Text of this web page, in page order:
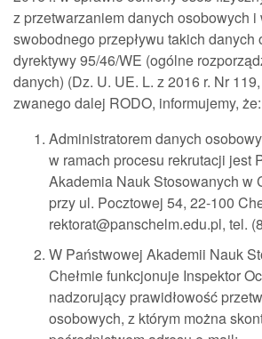
z przetwarzaniem danych osobowych i
swobodnego przepływu takich danych
dyrektywy 95/46/WE (ogólne
danych) (Dz. U. UE. L. z 2016 r. Nr
zwanego dalej RODO, informujemy, że:
Administratorem danych
w ramach procesu rekrutacji jest
Akademia Nauk Stosowanych w
przy ul. Pocztowej 54, 22-100
rektorat@panschelm.edu.pl, tel.
W Państwowej Akademii Nauk
Chełmie funkcjonuje Inspektor
nadzorujący prawidłowość
osobowych, z którym można